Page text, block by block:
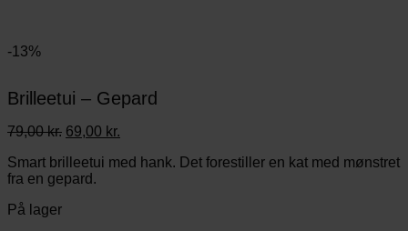
-13%
Brilleetui – Gepard
79,00kr. Den
pris
var:
69,00 kr.
pris
Smart brilleetui med hank. Det forestiller en kat med mønstret
fra en gepard.
På lager